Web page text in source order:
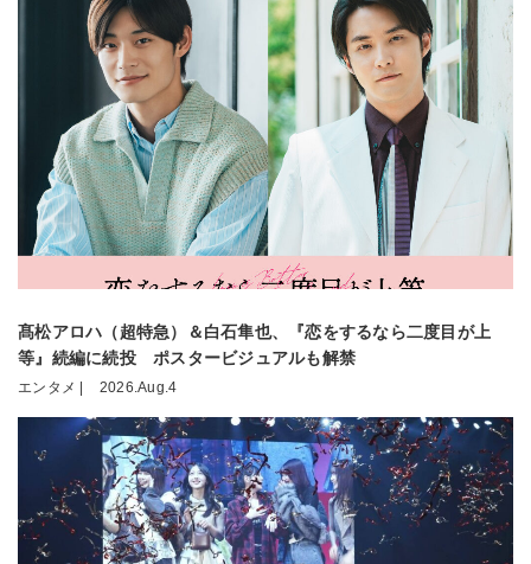
髙松アロハ（超特急）＆白石隼也、『恋をするなら二度目が上
等』続編に続投 ポスタービジュアルも解禁
エンタメ | 2026.Aug.4